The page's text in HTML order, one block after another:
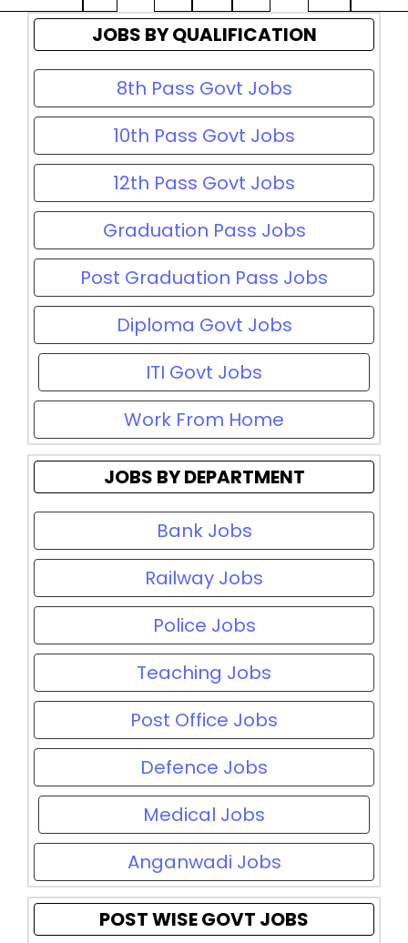
JOBS BY QUALIFICATION
8th Pass Govt Jobs
10th Pass Govt Jobs
12th Pass Govt Jobs
Graduation Pass Jobs
Post Graduation Pass Jobs
Diploma Govt Jobs
ITI Govt Jobs
Work From Home
JOBS BY DEPARTMENT
Bank Jobs
Railway Jobs
Police Jobs
Teaching Jobs
Post Office Jobs
Defence Jobs
Medical Jobs
Anganwadi Jobs
POST WISE GOVT JOBS